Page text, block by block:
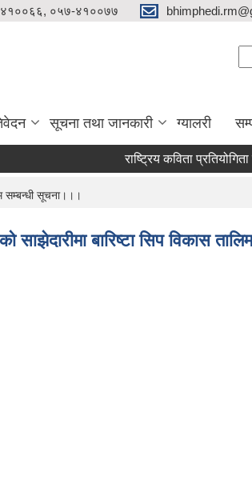
०५७-४१००७७
सूचना तथा जानकारी ग्यालरी
राष्ट्रिय कविता प्रतियोगिता
सम्बन्धी सूचना।।।
साझेदारीमा बारिष्टा सिप विकास